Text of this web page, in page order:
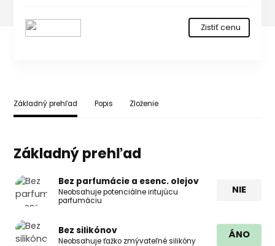
Zistiť cenu
Základný prehľad Popis Zloženie
Základný prehľad
Bez parfumácie a esenc. olejov
Neobsahuje potenciálne iritujúcu
parfumáciu
NIE
Bez silikónov
Neobsahuje ťažko zmývateľné silikóny
ÁNO